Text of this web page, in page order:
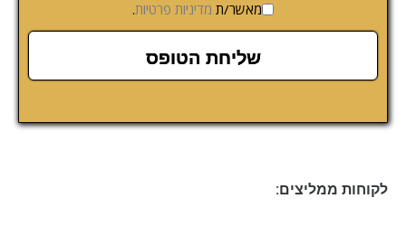
מאשר/ת מדיניות פרטיות.
לקוחות ממליצים: